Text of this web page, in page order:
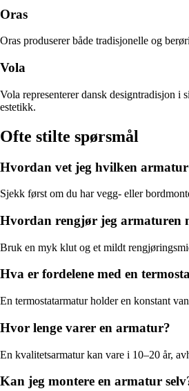
Oras
Oras produserer både tradisjonelle og
Vola
Vola representerer dansk designtradisjon
estetikk.
Ofte stilte spørsmål
Hvordan vet jeg hvilken
Sjekk først om du har vegg- eller
Hvordan rengjør jeg armaturen
Bruk en myk klut og et mildt
Hva er fordelene med en
En termostatarmatur holder en konstant
Hvor lenge varer en armatur?
En kvalitetsarmatur kan vare i 10–20 år,
Kan jeg montere en armatur